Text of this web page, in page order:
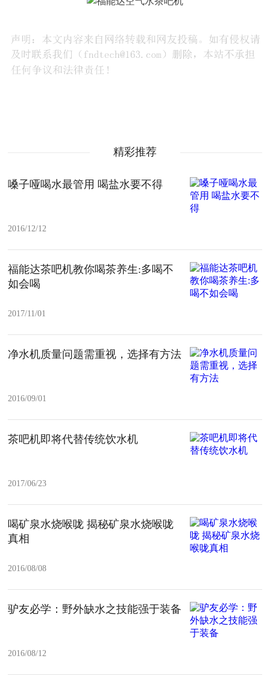
精彩推荐
嗓子哑喝水最管用 喝盐水要不得
2016/12/12
福能达茶吧机教你喝茶养生:多喝不
如会喝
2017/11/01
净水机质量问题需重视，选择有方法
2016/09/01
茶吧机即将代替传统饮水机
2017/06/23
喝矿泉水烧喉咙 揭秘矿泉水烧喉咙
真相
2016/08/08
驴友必学：野外缺水之技能强于装备
2016/08/12